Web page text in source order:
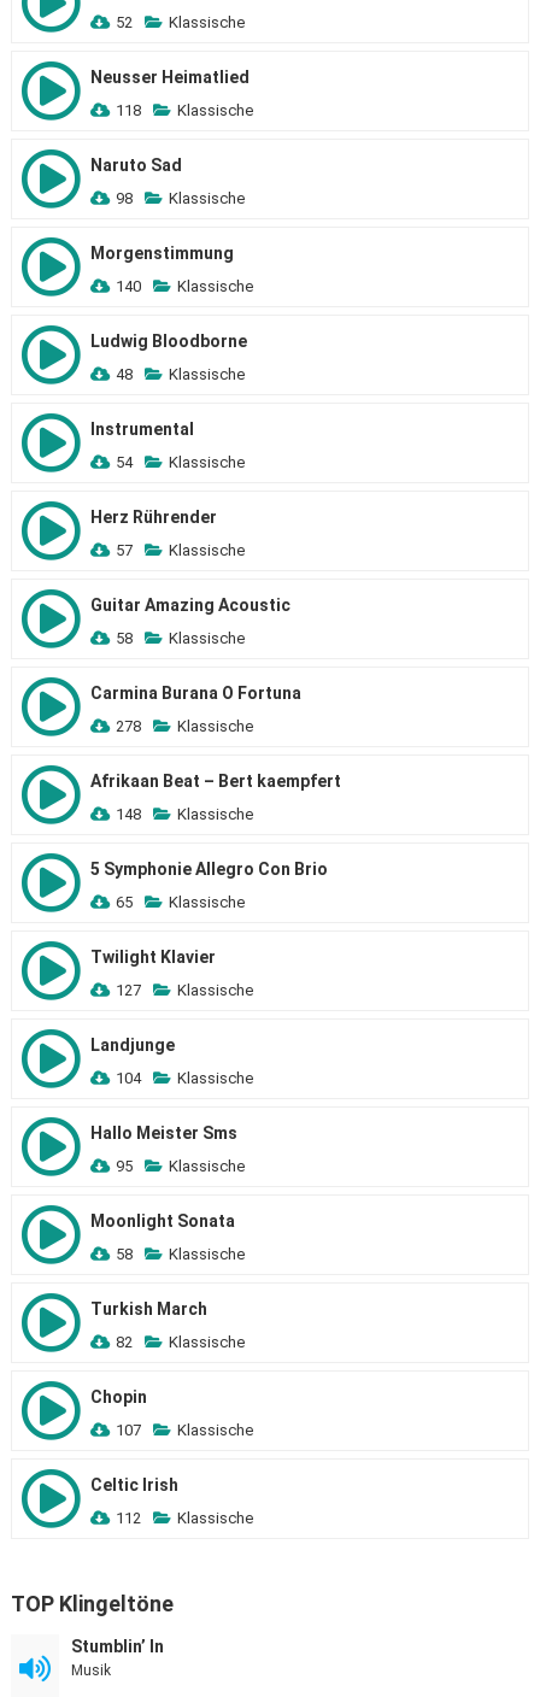
52 Klassische
Neusser Heimatlied
118 Klassische
Naruto Sad
98 Klassische
Morgenstimmung
140 Klassische
Ludwig Bloodborne
48 Klassische
Instrumental
54 Klassische
Herz Rührender
57 Klassische
Guitar Amazing Acoustic
58 Klassische
Carmina Burana O Fortuna
278 Klassische
Afrikaan Beat – Bert kaempfert
148 Klassische
5 Symphonie Allegro Con Brio
65 Klassische
Twilight Klavier
127 Klassische
Landjunge
104 Klassische
Hallo Meister Sms
95 Klassische
Moonlight Sonata
58 Klassische
Turkish March
82 Klassische
Chopin
107 Klassische
Celtic Irish
112 Klassische
TOP Klingeltöne
Stumblin’ In
Musik